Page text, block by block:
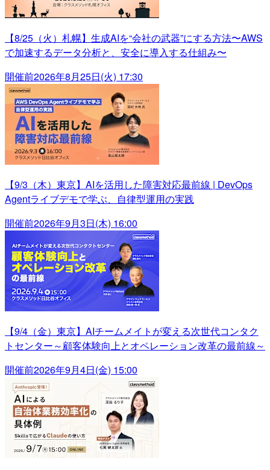
【8/25（火）札幌】生成AIを“会社の武器”にする方法〜AWS
で加速するデータ分析と、安全に導入する仕組み〜
開催前2026年8月25日(火) 17:30
【9/3（木）東京】AIを活用した障害対応最前線 | DevOps
Agentライブデモで学ぶ、自律型運用の実践
開催前2026年9月3日(木) 16:00
【9/4（金）東京】AIチームメイトが変える次世代コンタク
トセンター～顧客体験向上とオペレーション改革の最前線～
開催前2026年9月4日(金) 15:00